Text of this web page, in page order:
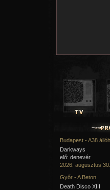
Budapest - A38
Darkways
elő: denevér
2026. augusztus
Győr - A Beton
Death Disco XIII